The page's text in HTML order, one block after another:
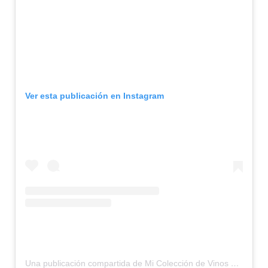
Ver esta publicación en Instagram
Una publicación compartida de Mi Colección de Vinos – Resto (@micolecciondvinos)